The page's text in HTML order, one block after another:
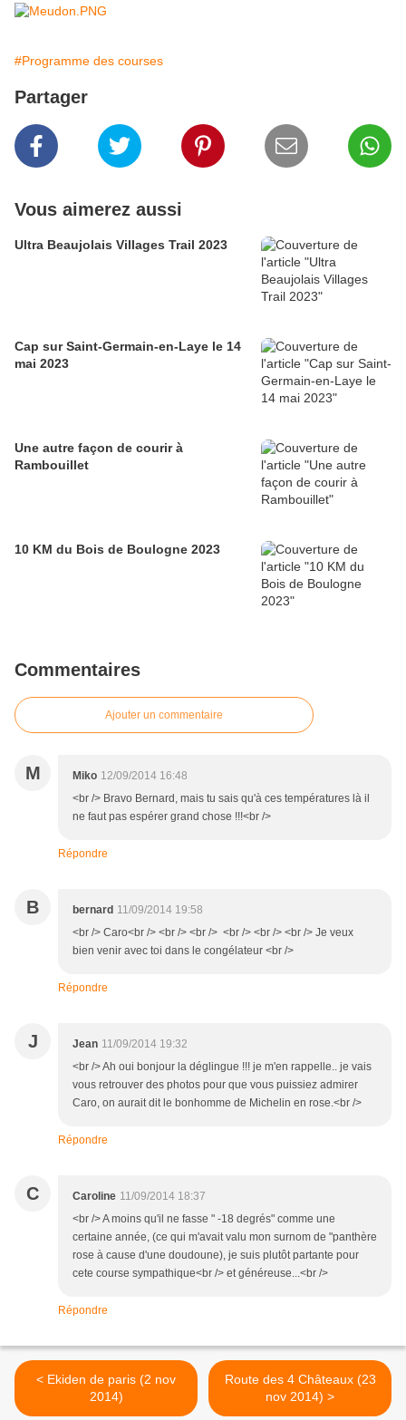
#Programme des courses
Partager
Vous aimerez aussi
Ultra Beaujolais Villages Trail 2023
Cap sur Saint-Germain-en-Laye le 14
mai 2023
Une autre façon de courir à
Rambouillet
10 KM du Bois de Boulogne 2023
Commentaires
Ajouter un commentaire
M Miko 12/09/2014 16:48
<br /> Bravo Bernard, mais tu sais qu'à ces températures là il
ne faut pas espérer grand chose !!!<br />
Répondre
B bernard 11/09/2014 19:58
<br /> Caro<br /> <br /> <br /> <br /> <br /> <br /> Je veux
bien venir avec toi dans le congélateur <br />
Répondre
J Jean 11/09/2014 19:32
<br /> Ah oui bonjour la déglingue !!! je m'en rappelle.. je vais
vous retrouver des photos pour que vous puissiez admirer
Caro, on aurait dit le bonhomme de Michelin en rose.<br />
Répondre
C Caroline 11/09/2014 18:37
<br /> A moins qu'il ne fasse " -18 degrés" comme une
certaine année, (ce qui m'avait valu mon surnom de "panthère
rose à cause d'une doudoune), je suis plutôt partante pour
cete course sympathique<br /> et généreuse...<br />
Répondre
< Ekiden de paris (2 nov
2014)
Route des 4 Châteaux (23
nov 2014) >